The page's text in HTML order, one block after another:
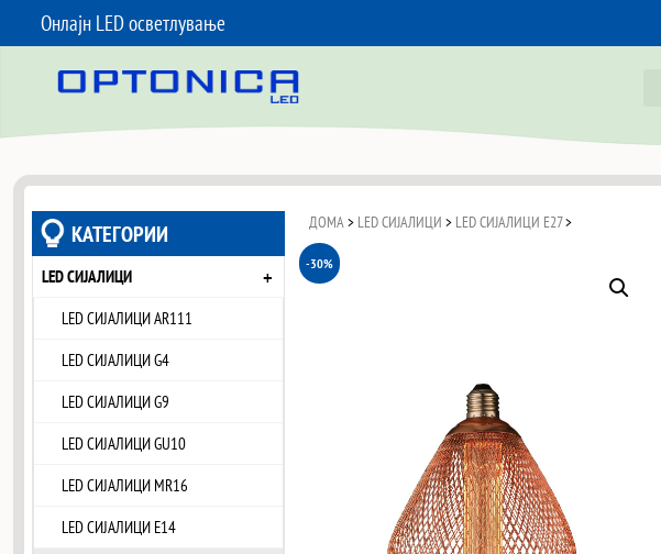
Онлајн LED осветлување
КАТЕГОРИИ
LED СИЈАЛИЦИ
LED СИЈАЛИЦИ AR111
LED СИЈАЛИЦИ G4
LED СИЈАЛИЦИ G9
LED СИЈАЛИЦИ GU10
LED СИЈАЛИЦИ MR16
LED СИЈАЛИЦИ Е14
+
ДОМА > LED СИЈАЛИЦИ > LED СИЈАЛИЦИ Е27>
-30%